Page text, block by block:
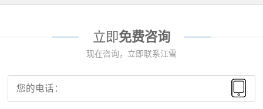
立即免费咨询
现在咨询，立即联系江雪